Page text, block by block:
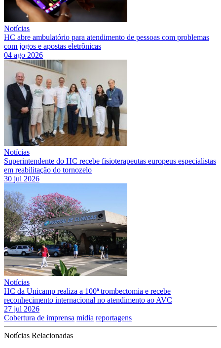
Notícias
HC abre ambulatório para atendimento de pessoas com problemas
com jogos e apostas eletrônicas
04 ago 2026
Notícias
Superintendente do HC recebe fisioterapeutas europeus especialistas
em reabilitação do tornozelo
30 jul 2026
Notícias
HC da Unicamp realiza a 100ª trombectomia e recebe
reconhecimento internacional no atendimento ao AVC
27 jul 2026
Cobertura de imprensa midia reportagens
Notícias Relacionadas